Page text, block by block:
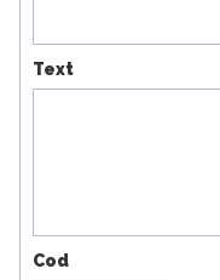
Text
Cod